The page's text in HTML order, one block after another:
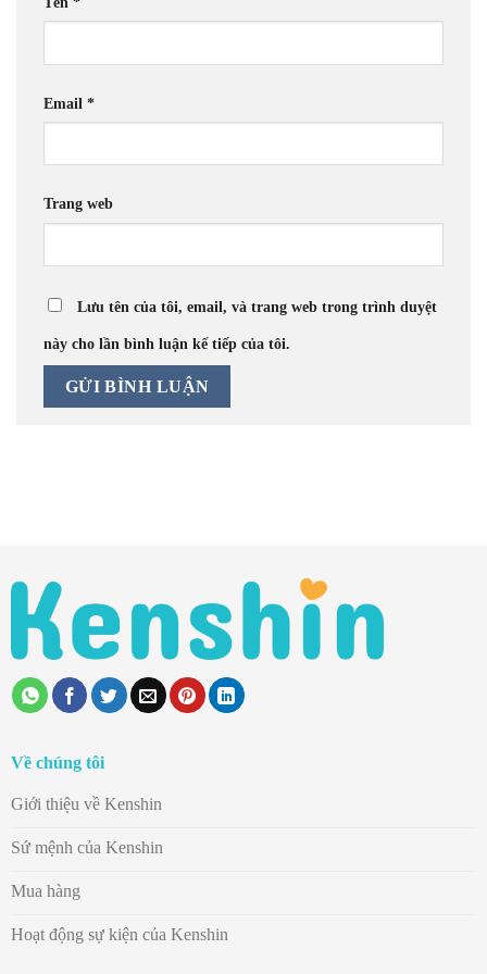
Email *
Trang web
Lưu tên của tôi, email, và trang web trong trình duyệt
này cho lần bình luận kế tiếp của tôi.
Về chúng tôi
Giới thiệu về Kenshin
Sứ mệnh của Kenshin
Mua hàng
Hoạt động sự kiện của Kenshin